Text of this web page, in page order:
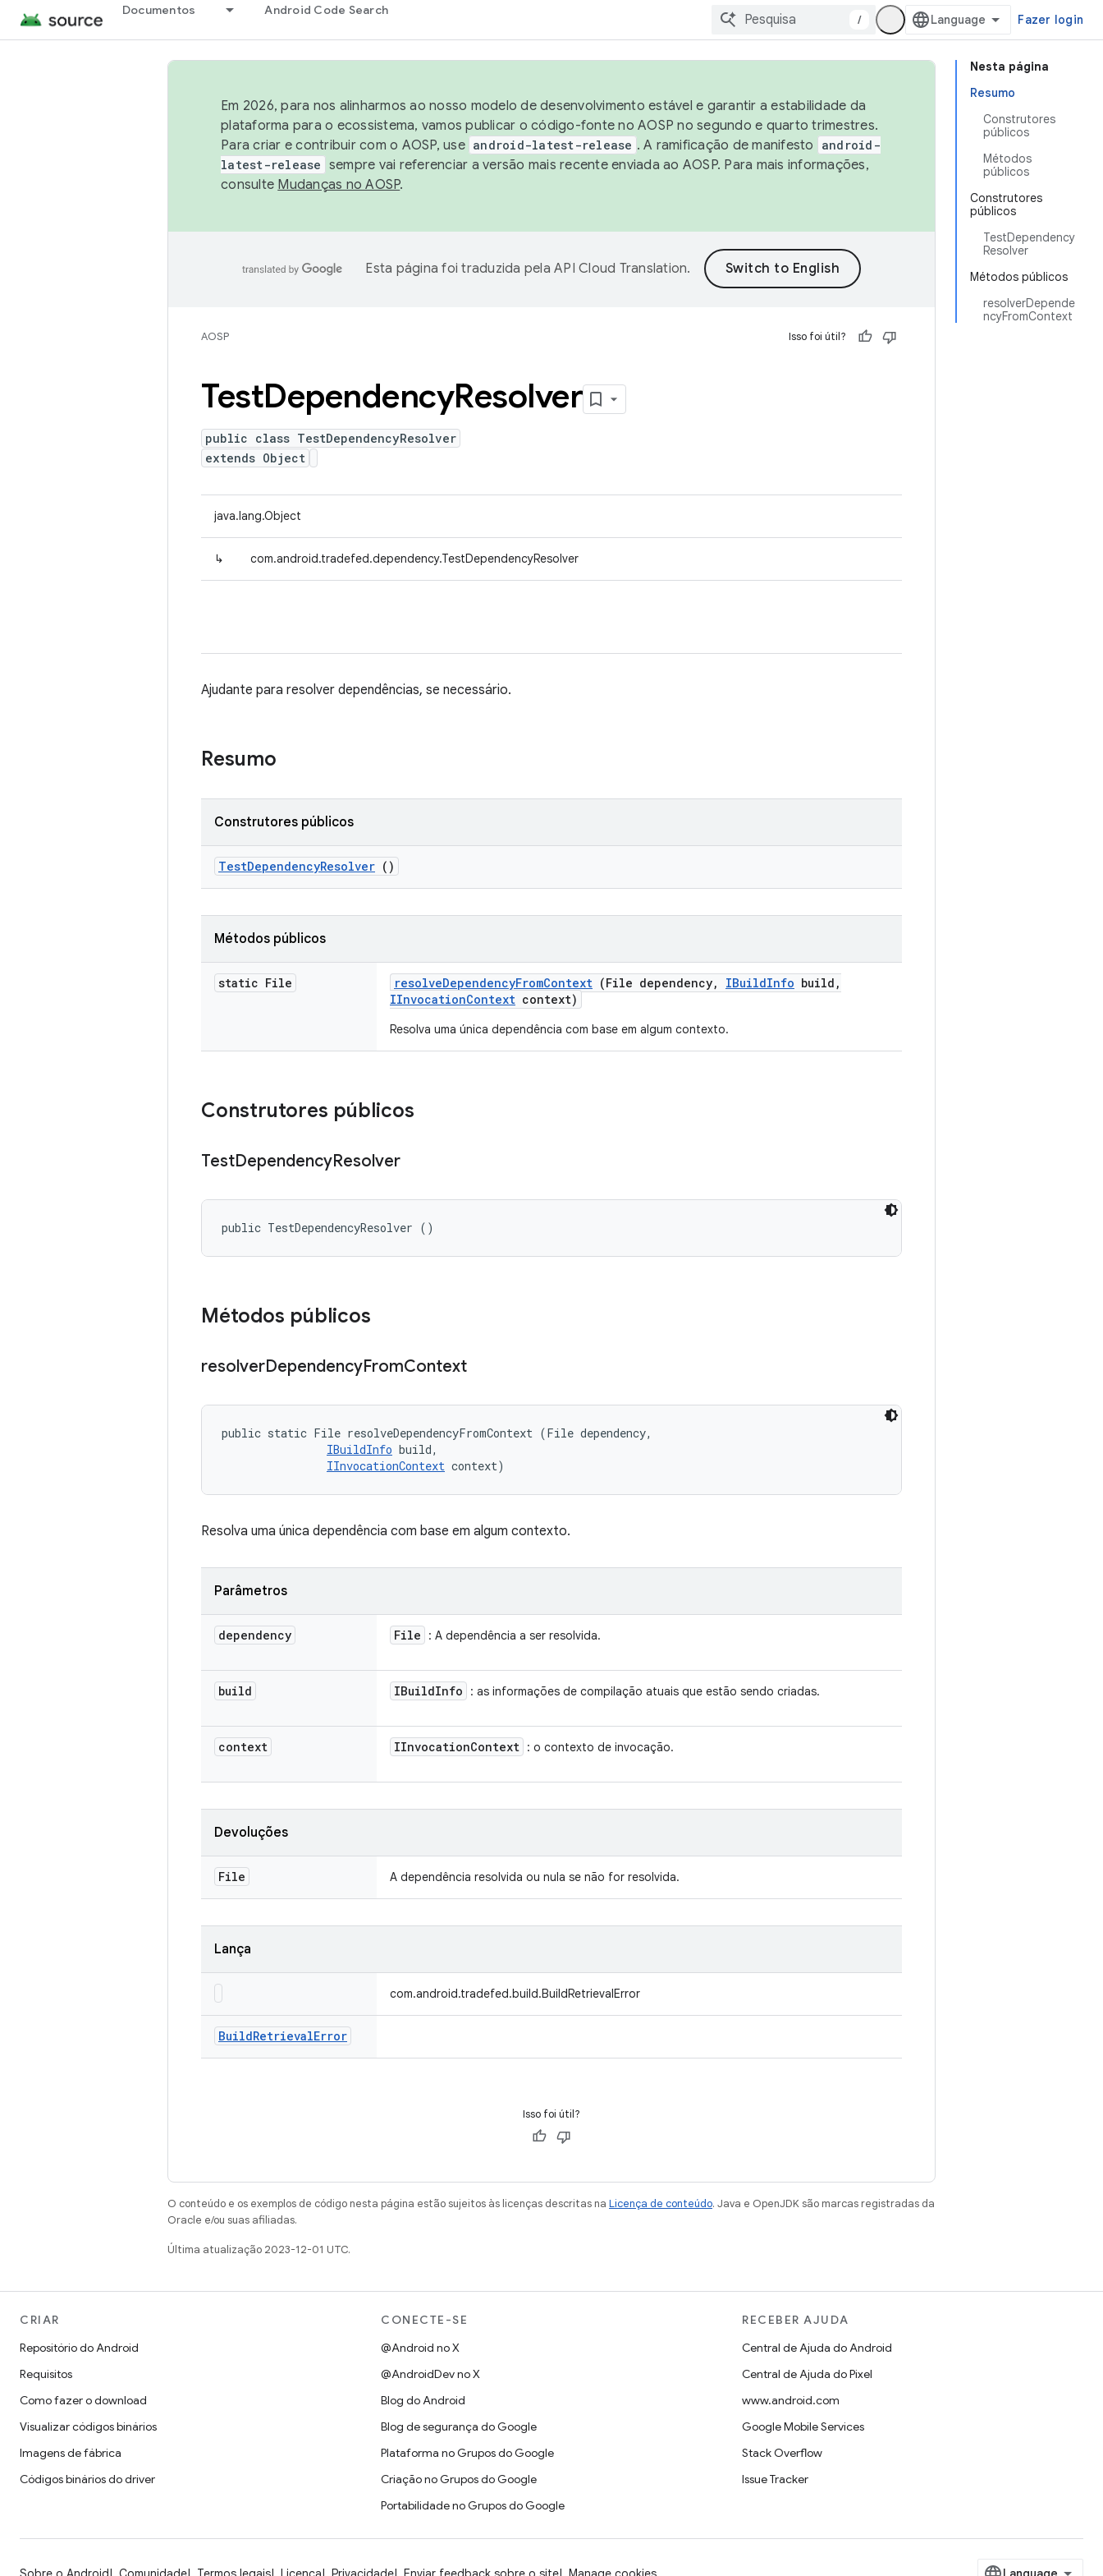
Documentos Android Code Search
/ Fazer login
Nesta página
Resumo
Construtores
públicos
Métodos
públicos
Construtores
públicos
TestDependency
Resolver
Métodos públicos
resolverDepende
ncyFromContext
Em 2026, para nos alinharmos ao nosso modelo de desenvolvimento estável e garantir a estabilidade da
plataforma para o ecossistema, vamos publicar o código-fonte no AOSP no segundo e quarto trimestres.
Para criar e contribuir com o AOSP, use android-latest-release . A ramificação de manifesto
android-
latest-release sempre vai referenciar a versão mais recente enviada ao AOSP. Para mais informações,
consulte Mudanças no AOSP.
Esta página foi traduzida pela API Cloud Translation.
AOSP Isso foi útil?
TestDependencyResolver
public class TestDependencyResolver
extends Object
java.lang.Object
↳ com.android.tradefed.dependency.TestDependencyResolver
Ajudante para resolver dependências, se necessário.
Resumo
Construtores públicos
TestDependencyResolver ()
Métodos públicos
static File resolveDependencyFromContext (File dependency, IBuildInfo build ,
IInvocationContext context)
Resolva uma única dependência com base em algum contexto.
Construtores públicos
TestDependencyResolver
public TestDependencyResolver ()
Métodos públicos
resolverDependencyFromContext
public static File resolveDependencyFromContext (File dependency,
IBuildInfo build,
IInvocationContext context)
Resolva uma única dependência com base em algum contexto.
Parâmetros
dependency File : A dependência a ser resolvida.
build IBuildInfo : as informações de compilação atuais que estão sendo criadas.
context IInvocationContext : o contexto de invocação.
Devoluções
File A dependência resolvida ou nula se não for resolvida.
Lança
com.android.tradefed.build.BuildRetrievalError
BuildRetrievalError
Isso foi útil?
O conteúdo e os exemplos de código nesta página estão sujeitos às licenças descritas na Licença de conteúdo. Java e OpenJDK são marcas registradas da
Oracle e/ou suas afiliadas.
Última atualização 2023-12-01 UTC.
CRIAR
Repositório do Android
Requisitos
Como fazer o download
Visualizar códigos binários
Imagens de fábrica
Códigos binários do driver
CONECTE-SE
@Android no X
@AndroidDev no X
Blog do Android
Blog de segurança do Google
Plataforma no Grupos do Google
Criação no Grupos do Google
Portabilidade no Grupos do Google
RECEBER AJUDA
Central de Ajuda do Android
Central de Ajuda do Pixel
www.android.com
Google Mobile Services
Stack Overflow
Issue Tracker